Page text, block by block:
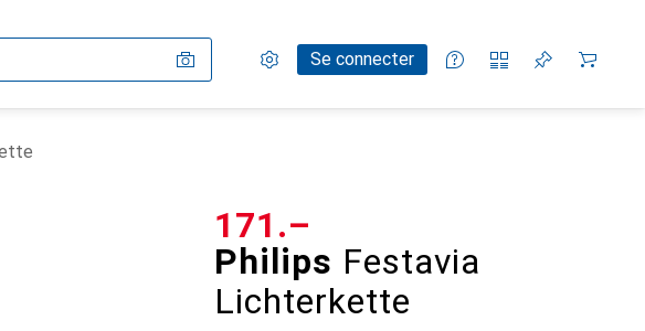
Paramètres
Compte clientSe connecter
Listes de comparaison
Listes d'envies
Panier
Philips Festavia
Lichterkette
CHF
171.–